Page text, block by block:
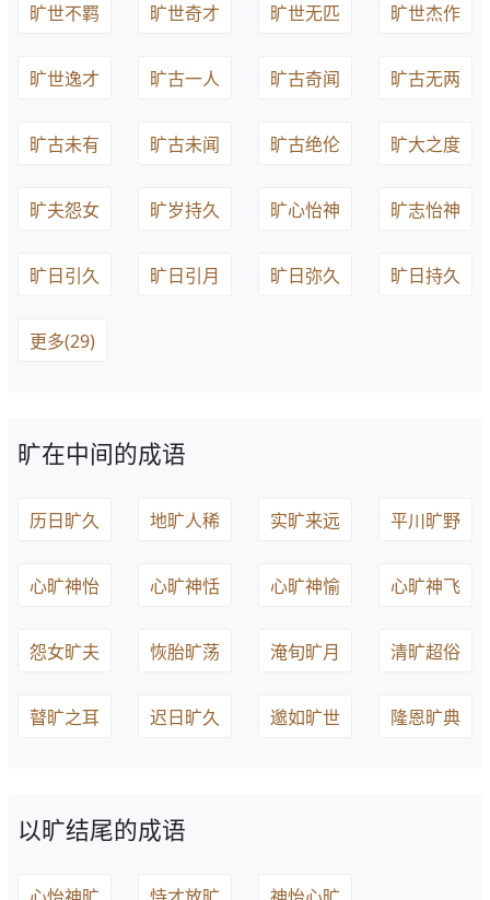
旷世不羁 旷世奇才 旷世无匹 旷世杰作
旷世逸才 旷古一人 旷古奇闻 旷古无两
旷古未有 旷古未闻 旷古绝伦 旷大之度
旷夫怨女 旷岁持久 旷心怡神 旷志怡神
旷日引久 旷日引月 旷日弥久 旷日持久
更多(29)
旷在中间的成语
历日旷久 地旷人稀 实旷来远 平川旷野
心旷神怡 心旷神恬 心旷神愉 心旷神飞
怨女旷夫 恢胎旷荡 淹旬旷月 清旷超俗
瞽旷之耳 迟日旷久 邈如旷世 隆恩旷典
以旷结尾的成语